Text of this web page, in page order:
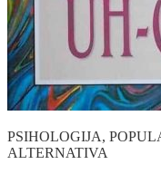
PSIHOLOGIJA,
ALTERNATIVA